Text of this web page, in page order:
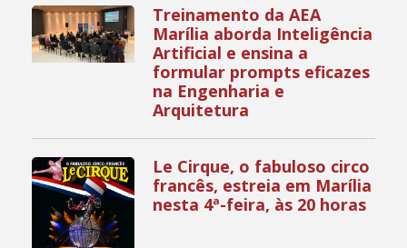
Treinamento da AEA
Marília aborda Inteligência
Artificial e ensina a
formular prompts eficazes
na Engenharia e
Arquitetura
Le Cirque, o fabuloso circo
francês, estreia em Marília
nesta 4ª-feira, às 20 horas